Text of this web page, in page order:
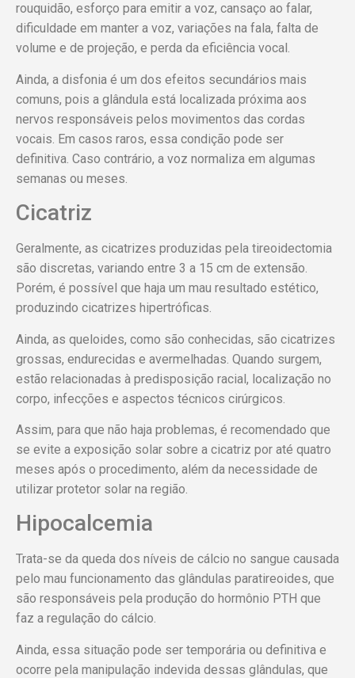
rouquidão, esforço para emitir a voz, cansaço ao falar,
dificuldade em manter a voz, variações na fala, falta de
volume e de projeção, e perda da eficiência vocal.
Ainda, a disfonia é um dos efeitos secundários mais
comuns, pois a glândula está localizada próxima aos
nervos responsáveis pelos movimentos das cordas
vocais. Em casos raros, essa condição pode ser
definitiva. Caso contrário, a voz normaliza em algumas
semanas ou meses.
Cicatriz
Geralmente, as cicatrizes produzidas pela tireoidectomia
são discretas, variando entre 3 a 15 cm de extensão.
Porém, é possível que haja um mau resultado estético,
produzindo cicatrizes hipertróficas.
Ainda, as queloides, como são conhecidas, são cicatrizes
grossas, endurecidas e avermelhadas. Quando surgem,
estão relacionadas à predisposição racial, localização no
corpo, infecções e aspectos técnicos cirúrgicos.
Assim, para que não haja problemas, é recomendado que
se evite a exposição solar sobre a cicatriz por até quatro
meses após o procedimento, além da necessidade de
utilizar protetor solar na região.
Hipocalcemia
Trata-se da queda dos níveis de cálcio no sangue causada
pelo mau funcionamento das glândulas paratireoides, que
são responsáveis pela produção do hormônio PTH que
faz a regulação do cálcio.
Ainda, essa situação pode ser temporária ou definitiva e
ocorre pela manipulação indevida dessas glândulas, que